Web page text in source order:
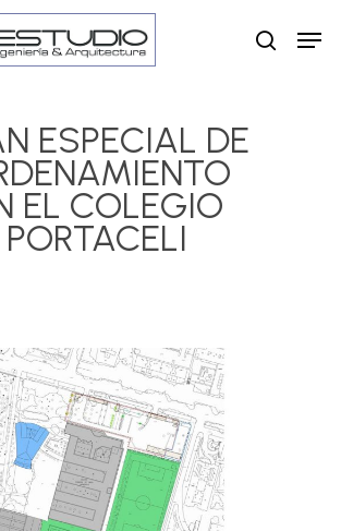
search
ESPECIAL DE
EL COLEGIO
PORTACELI